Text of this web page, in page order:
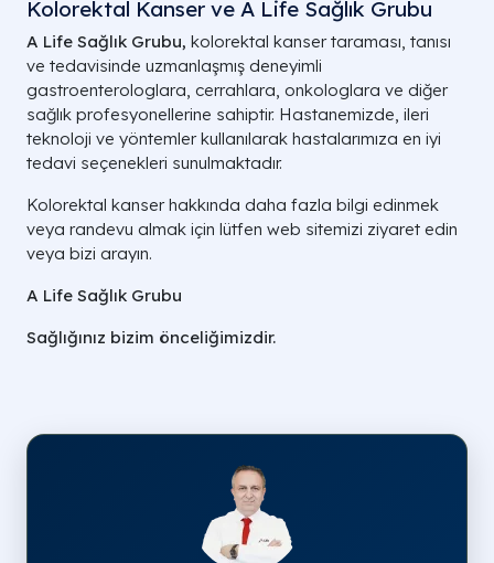
Kolorektal Kanser ve A Life Sağlık Grubu
A Life Sağlık Grubu, kolorektal kanser taraması, tanısı
ve tedavisinde uzmanlaşmış deneyimli
gastroenterologlara, cerrahlara, onkologlara ve diğer
sağlık profesyonellerine sahiptir. Hastanemizde, ileri
teknoloji ve yöntemler kullanılarak hastalarımıza en iyi
tedavi seçenekleri sunulmaktadır.
Kolorektal kanser hakkında daha fazla bilgi edinmek
veya randevu almak için lütfen web sitemizi ziyaret edin
veya bizi arayın.
A Life Sağlık Grubu
Sağlığınız bizim önceliğimizdir.